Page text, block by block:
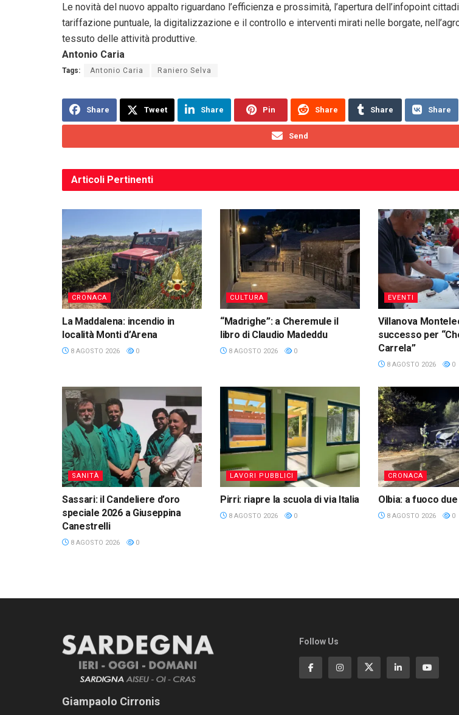
Le novità del nuovo appalto riguardano l’efficienza e prossimità, l’apertura dell’infopoint
tariffazione puntuale, la digitalizzazione e il controllo e interventi mirati nelle borgate,
tessuto delle attività produttive.
Antonio Caria
Tags: Antonio Caria Raniero Selva
Share Tweet Share Pin Share Share Share
Send
Articoli Pertinenti
CRONACA
La Maddalena: incendio in
località Monti d’Arena
8 AGOSTO 2026 0
CULTURA
“Madrighe”: a Cheremule il
libro di Claudio Madeddu
8 AGOSTO 2026 0
EVENTI
Villanova
successo per
Carrela”
8 AGOSTO 2026 0
SANITÀ
Sassari: il Candeliere d’oro
speciale 2026 a Giuseppina
Canestrelli
8 AGOSTO 2026 0
LAVORI PUBBLICI
Pirri: riapre la scuola di via Italia
8 AGOSTO 2026 0
CRONACA
Olbia: a fuoco
8 AGOSTO 2026 0
Giampaolo Cirronis
Follow Us